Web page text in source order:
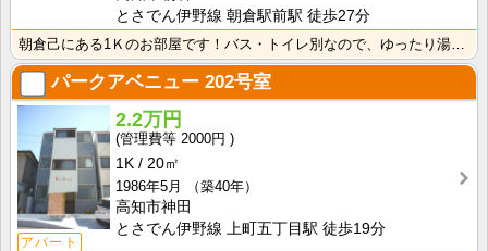
とさでん伊野線 朝倉駅前駅 徒歩27分
パークアベニュー 202号室
アパート
2.2万円
2000円
1K
20㎡
1986年5月
（築40年）
高知市神田
とさでん伊野線 上町五丁目駅 徒歩19分